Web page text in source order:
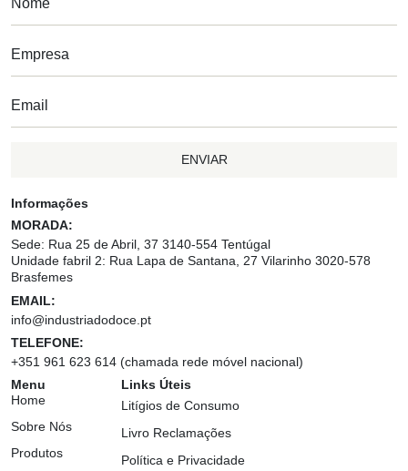
ENVIAR
Informações
MORADA:
Sede: Rua 25 de Abril, 37 3140-554 Tentúgal
Unidade fabril 2: Rua Lapa de Santana, 27 Vilarinho 3020-578
Brasfemes
EMAIL:
info@industriadodoce.pt
TELEFONE:
+351 961 623 614 (chamada rede móvel nacional)
Menu
Home
Sobre Nós
Produtos
Links Úteis
Litígios de Consumo
Livro Reclamações
Política e Privacidade